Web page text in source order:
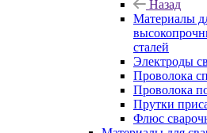
Назад
Материалы
сталей
Электроды
Проволока
Проволока
Прутки
Флюс